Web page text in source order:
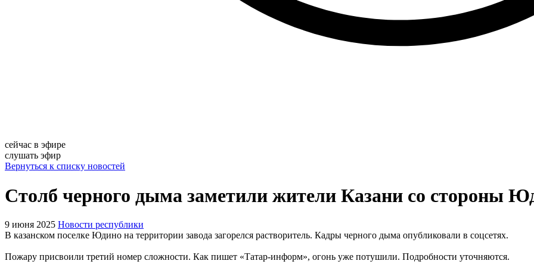
сейчас в эфире
слушать эфир
Вернуться к списку новостей
Столб черного дыма заметили жители Казани со стороны
9 июня 2025 Новости республики
В казанском поселке Юдино на территории завода загорелся растворитель. Кадры черного дыма опубликовали в соцсетях.
Пожару присвоили третий номер сложности. Как пишет «Татар-информ», огонь уже потушили. Подробности уточняются.